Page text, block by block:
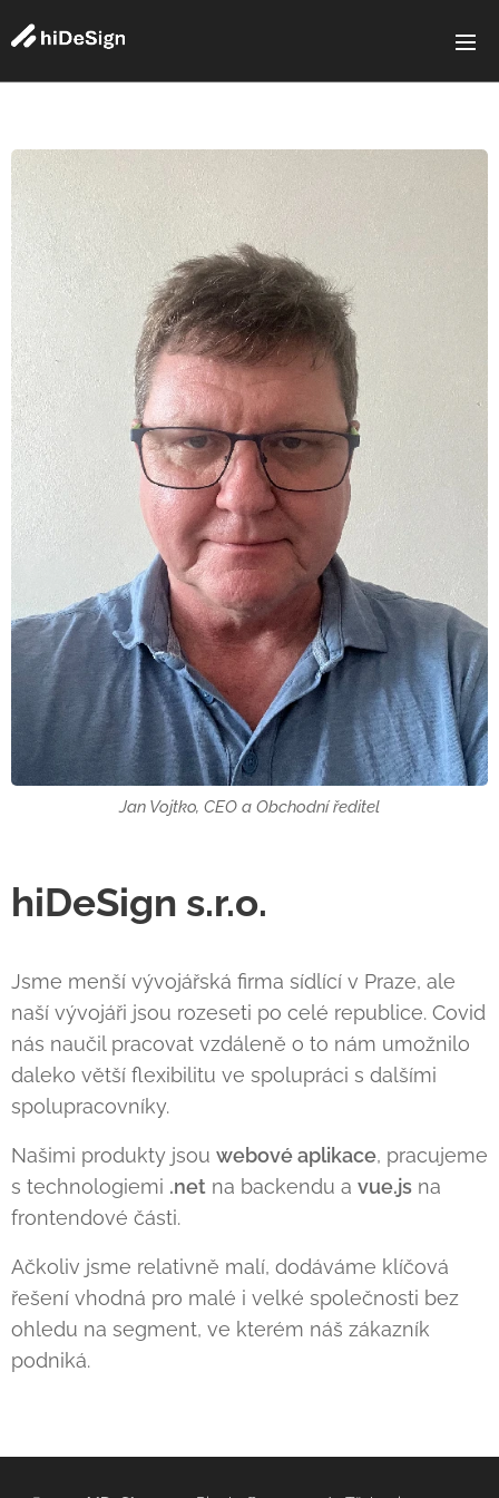
Jan Vojtko, CEO a Obchodní ředitel
hiDeSign s.r.o.
Jsme menší vývojářská firma sídlící v Praze, ale
naší vývojáři jsou rozeseti po celé republice. Covid
nás naučil pracovat vzdáleně o to nám umožnilo
daleko větší flexibilitu ve spolupráci s dalšími
spolupracovníky.
Našimi produkty jsou webové aplikace, pracujeme
s technologiemi .net na backendu a vue.js na
frontendové části.
Ačkoliv jsme relativně malí, dodáváme klíčová
řešení vhodná pro malé i velké společnosti bez
ohledu na segment, ve kterém náš zákazník
podniká.